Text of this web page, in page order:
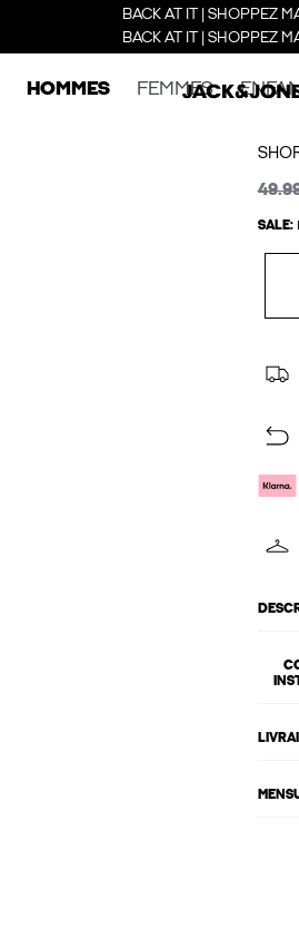
BACK AT IT | SHOPPEZ
BACK AT IT | SHOPPEZ
HOMMES FEMMES
SALE: